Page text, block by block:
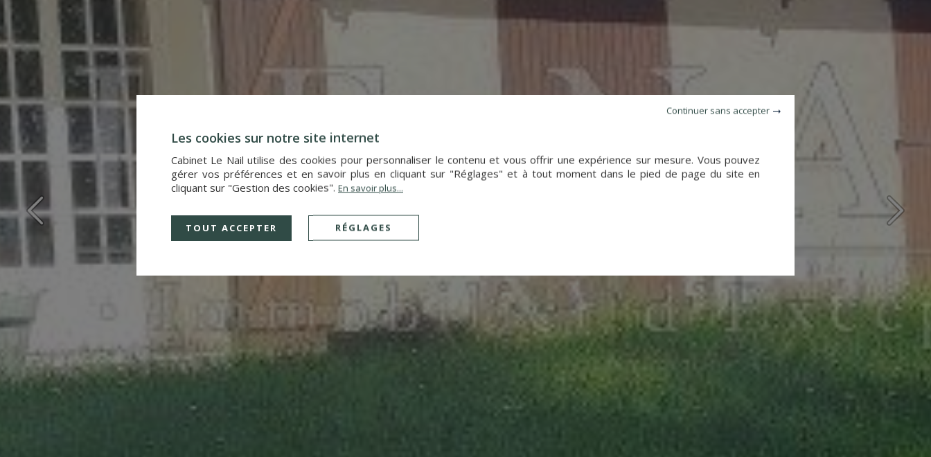
Continuer sans accepter
Les cookies sur notre site internet
Cabinet Le Nail utilise des cookies pour personnaliser le contenu et vous offrir une expérience sur mesure. Vous pouvez
gérer vos préférences et en savoir plus en cliquant sur "Réglages" et à tout moment dans le pied de page du site en
cliquant sur "Gestion des cookies". En savoir plus...
TOUT ACCEPTER RÉGLAGES